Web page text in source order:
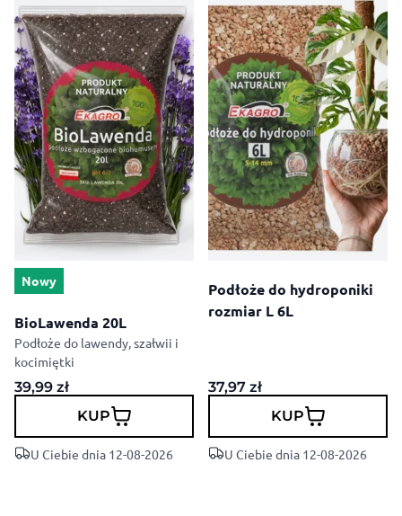
Nowy
BioLawenda 20L
Podłoże do lawendy, szałwii i
kocimiętki
39,99 zł
KUP
U Ciebie dnia 12-08-2026
Podłoże do hydroponiki
rozmiar L 6L
37,97 zł
KUP
U Ciebie dnia 12-08-2026